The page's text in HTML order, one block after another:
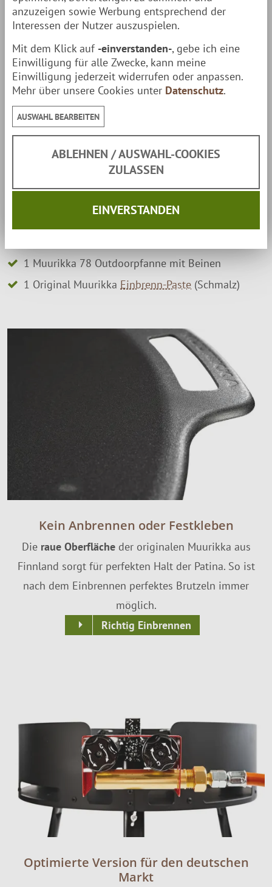
Pfannen-Inneren gebrutzelt werden, während am
Pfannenrand warmgehalten wird. Die legendären
finnischen Feuerpfannen sind für ihreköstlichen
Pfannengerichte & Feuer-Pfannenkuchenberühmt
geworden. Die Muurikka 78 bietet Platz für sehr große
Portionen.
Ein perfekt abgestimmtes Set
Lieferumfang:
1 Gasringbrenner mit Standbeinen, Windschutz,
Anschlussschlauch (1/4" Linksgewinde),
1 Muurikka 78 Outdoorpfanne mit Beinen
1 Original Muurikka Einbrenn-Paste (Schmalz)
Kein Anbrennen oder Festkleben
Die raue Oberflächeder originalen Muurikka aus
Finnland sorgt für perfekten Halt der Patina. So ist
nach dem Einbrennen perfektes Brutzeln immer
möglich.
Richtig Einbrennen
Optimierte Version für den deutschen
Markt
anzuzeigen sowie Werbung entsprechend der
Interessen der Nutzer auszuspielen.
Mit dem Klick auf -einverstanden-, gebe ich eine
Einwilligung für alle Zwecke, kann meine
Einwilligung jederzeit widerrufen oder anpassen.
Mehr über unsere Cookies unter Datenschutz.
AUSWAHL BEARBEITEN
ABLEHNEN / AUSWAHL-COOKIES
ZULASSEN
EINVERSTANDEN